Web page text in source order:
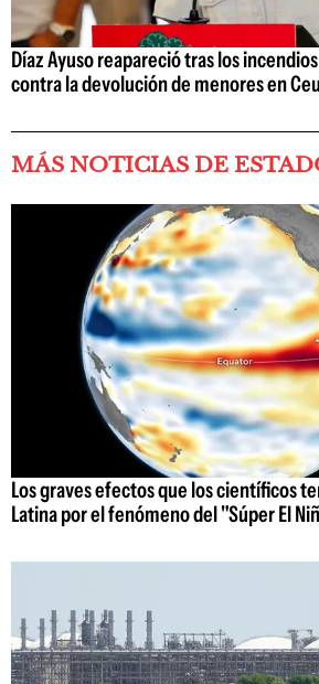
Díaz Ayuso reapareció tras los
contra la devolución de menores en
MÁS NOTICIAS DE
Los graves efectos que los científicos
Latina por el fenómeno del "Súper El